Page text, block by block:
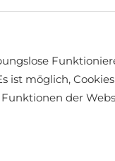
ist möglich,
der